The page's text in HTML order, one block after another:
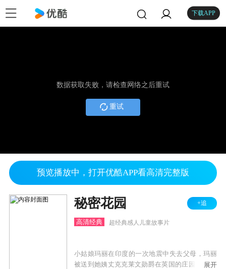
下载APP
数据获取失败，请检查网络之后重试
重试
预览播放中，打开优酷APP看高清完整版
秘密花园 +追
高清经典 超经典感人儿童故事片
小姑娘玛丽在印度的一次地震中失去父母，玛丽
被送到她姨丈克克莱文勋爵在英国的庄园。这 个
展开